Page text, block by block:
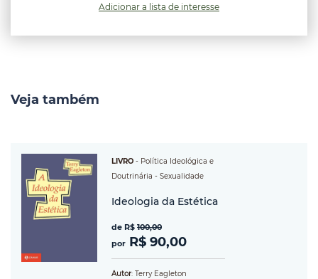
Adicionar a lista de interesse
Veja também
LIVRO - Política Ideológica e
Doutrinária - Sexualidade
Ideologia da Estética
de R$ 100,00
por R$ 90,00
Autor: Terry Eagleton